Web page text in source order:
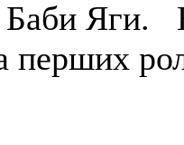
Баби Яги.
перших